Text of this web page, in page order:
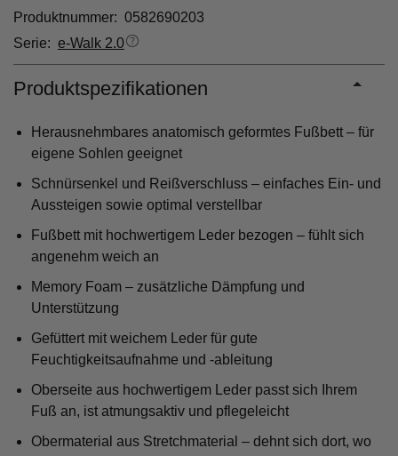
Produktnummer: 0582690203
Serie: e-Walk 2.0
Produktspezifikationen
Herausnehmbares anatomisch geformtes Fußbett – für
eigene Sohlen geeignet
Schnürsenkel und Reißverschluss – einfaches Ein- und
Aussteigen sowie optimal verstellbar
Fußbett mit hochwertigem Leder bezogen – fühlt sich
angenehm weich an
Memory Foam – zusätzliche Dämpfung und
Unterstützung
Gefüttert mit weichem Leder für gute
Feuchtigkeitsaufnahme und -ableitung
Oberseite aus hochwertigem Leder passt sich Ihrem
Fuß an, ist atmungsaktiv und pflegeleicht
Obermaterial aus Stretchmaterial – dehnt sich dort, wo